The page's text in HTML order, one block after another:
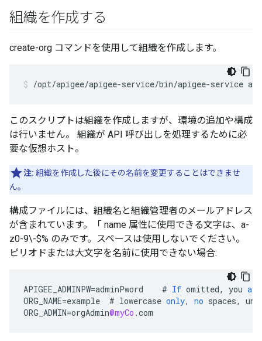
組織を作成する
create-org コマンドを使用して組織を作成します。
/opt/apigee/apigee-service/bin/apigee-service
このスクリプトは組織を作成しますが、環境の追加や構成
は行いません。 組織が API 呼び出しを処理するために必
要な仮想ホスト。
注: 組織を作成した後にその名前を変更することはできませ
ん。
構成ファイルには、組織名と組織管理者のメールアドレス
が含まれています。「 name 属性に使用できる文字は、a-
z0-9\-$% のみです。スペースは使用しないでください。
ピリオドまたは大文字を名前に使用できない場合:
APIGEE_ADMINPW=adminPword # If omitted, you are
ORG_NAME=example # lowercase only, no spaces,
ORG_ADMIN=orgAdmin@myCo .com